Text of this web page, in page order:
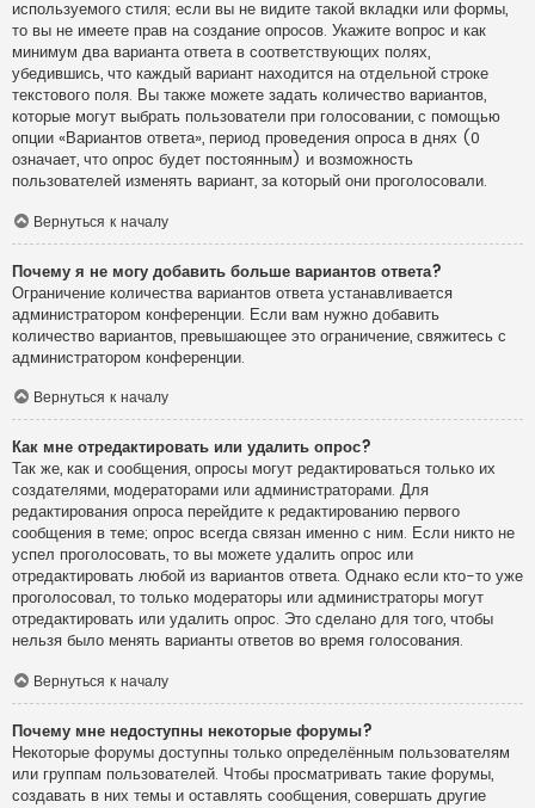
используемого стиля; если вы не видите такой вкладки или формы,
то вы не имеете прав на создание опросов. Укажите вопрос и как
минимум два варианта ответа в соответствующих полях,
убедившись, что каждый вариант находится на отдельной строке
текстового поля. Вы также можете задать количество вариантов,
которые могут выбрать пользователи при голосовании, с помощью
опции «Вариантов ответа», период проведения опроса в днях (0
означает, что опрос будет постоянным) и возможность
пользователей изменять вариант, за который они проголосовали.
Вернуться к началу
Почему я не могу добавить больше вариантов ответа?
Ограничение количества вариантов ответа устанавливается
администратором конференции. Если вам нужно добавить
количество вариантов, превышающее это ограничение, свяжитесь с
администратором конференции.
Вернуться к началу
Как мне отредактировать или удалить опрос?
Так же, как и сообщения, опросы могут редактироваться только их
создателями, модераторами или администраторами. Для
редактирования опроса перейдите к редактированию первого
сообщения в теме; опрос всегда связан именно с ним. Если никто не
успел проголосовать, то вы можете удалить опрос или
отредактировать любой из вариантов ответа. Однако если кто-то уже
проголосовал, то только модераторы или администраторы могут
отредактировать или удалить опрос. Это сделано для того, чтобы
нельзя было менять варианты ответов во время голосования.
Вернуться к началу
Почему мне недоступны некоторые форумы?
Некоторые форумы доступны только определённым пользователям
или группам пользователей. Чтобы просматривать такие форумы,
создавать в них темы и оставлять сообщения, совершать другие